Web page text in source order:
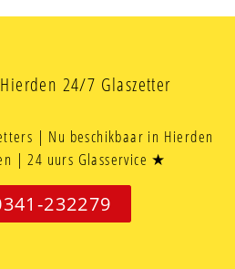
24/7 Glaszetter
| Nu beschikbaar in Hierden
| 24 uurs Glasservice ★
232279